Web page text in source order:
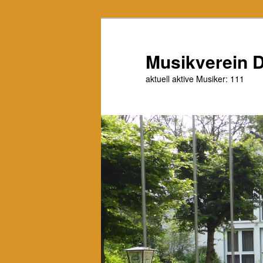
Musikverein
aktuell aktive Musiker: 111